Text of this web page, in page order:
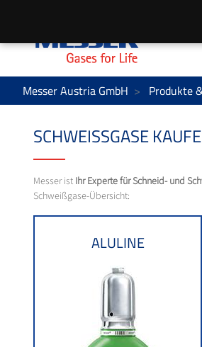
Messer Austria GmbH Produkte
SCHWEISSGASE
Messer ist Ihr Experte für Schneid- und
Schweißgase-Übersicht:
ALULINE